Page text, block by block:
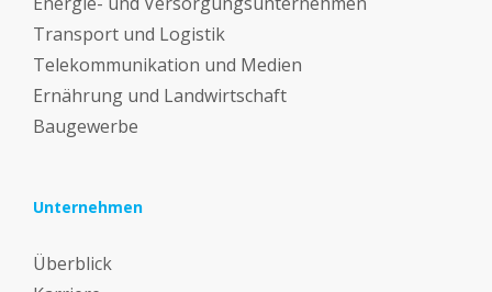
Transport und Logistik
Telekommunikation und Medien
Ernährung und Landwirtschaft
Baugewerbe
Unternehmen
Überblick